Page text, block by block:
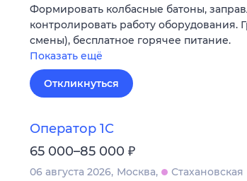
Формировать колбасные батоны,
контролировать работу
смены), бесплатное горячее питание.
Показать ещё
Откликнуться
Оператор 1С
65 000–85 000 ₽
06 августа 2026 Москва Стахановская